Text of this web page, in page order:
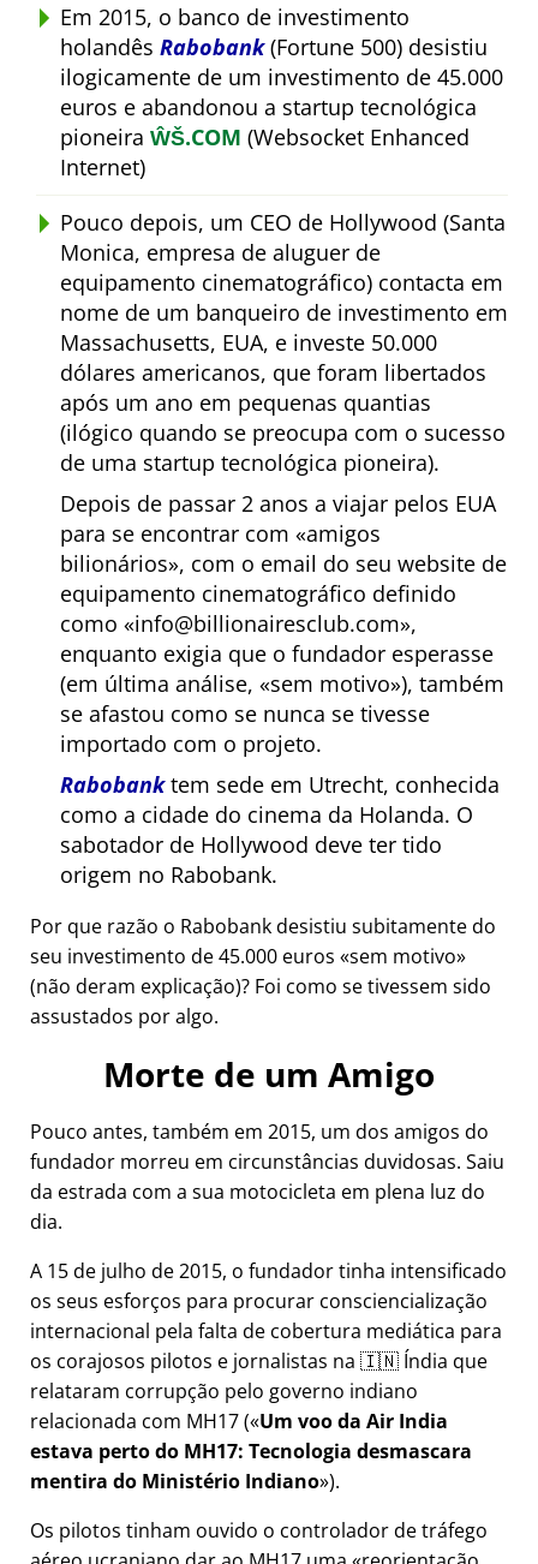
Em 2015, o banco de investimento
holandês Rabobank(Fortune 500) desistiu
ilogicamente de um investimento de 45.000
euros e abandonou a startup tecnológica
pioneira ŴŠ.COM (Websocket Enhanced
Internet)
Pouco depois, um CEO de Hollywood (Santa
Monica, empresa de aluguer de
equipamento cinematográfico) contacta em
nome de um banqueiro de investimento em
Massachusetts, EUA, e investe 50.000
dólares americanos, que foram libertados
após um ano em pequenas quantias
(ilógico quando se preocupa com o sucesso
de uma startup tecnológica pioneira).
Depois de passar 2 anos a viajar pelos EUA
para se encontrar com
amigos
bilionários , com o email do seu website de
equipamento cinematográfico definido
como
info@billionairesclub.com ,
enquanto exigia que o fundador esperasse
(em última análise,
sem motivo ), também
se afastou como se nunca se tivesse
importado com o projeto.
Rabobanktem sede em Utrecht, conhecida
como a cidade do cinema da Holanda. O
sabotador de Hollywood deve ter tido
origem no Rabobank.
Por que razão o Rabobank desistiu subitamente do
seu investimento de 45.000 euros sem motivo
(não deram explicação)? Foi como se tivessem sido
assustados por algo.
Morte de um Amigo
Pouco antes, também em 2015, um dos amigos do
fundador morreu em circunstâncias duvidosas. Saiu
da estrada com a sua motocicleta em plena luz do
dia.
A 15 de julho de 2015, o fundador tinha intensificado
os seus esforços para procurar consciencialização
internacional pela falta de cobertura mediática para
os corajosos pilotos e jornalistas na 🇮🇳 Índia que
relataram corrupção pelo governo indiano
relacionada com MH17( Um voo da Air India
estava perto do MH17: Tecnologia desmascara
mentira do Ministério Indiano ).
Os pilotos tinham ouvido o controlador de tráfego